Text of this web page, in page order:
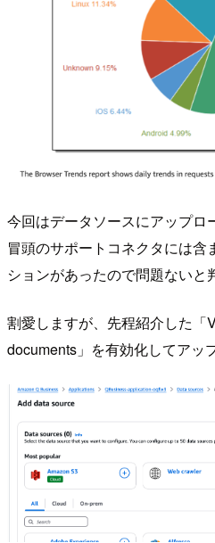
今回はデータソースにアップロ
冒頭のサポートコネクタには
ションがあったので問題ないと
割愛しますが、先程紹介した「
documents」を有効化してアッ